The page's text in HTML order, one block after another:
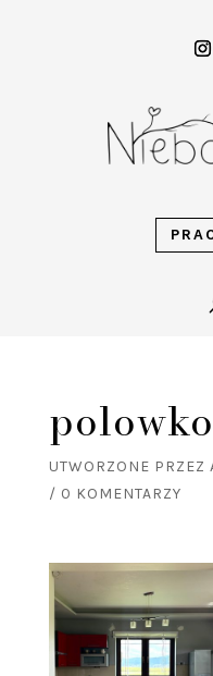
UTWORZONE PRZEZ
/ 0 KOMENTARZY